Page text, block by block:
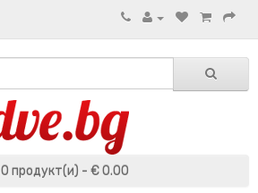
0 продукт(и) - € 0.00